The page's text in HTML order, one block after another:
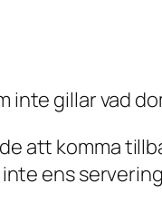
inte gillar vad
att komma
ens